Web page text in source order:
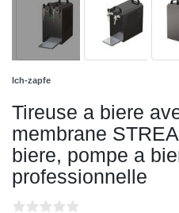
Ich-zapfe
Tireuse a biere
membrane
biere, pompe a
professionnelle